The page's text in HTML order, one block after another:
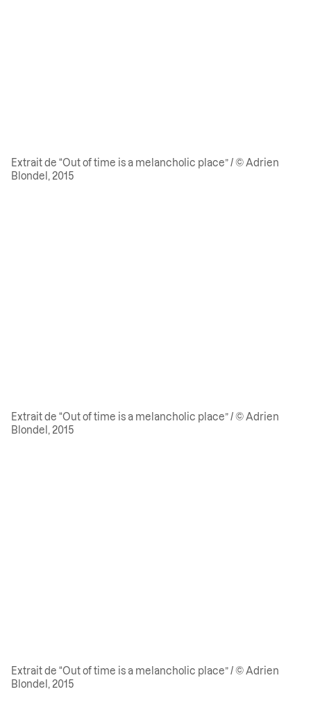
Extrait de “Out of time is a melancholic place” / © Adrien
Blondel, 2015
Extrait de “Out of time is a melancholic place” / © Adrien
Blondel, 2015
Extrait de “Out of time is a melancholic place” / © Adrien
Blondel, 2015